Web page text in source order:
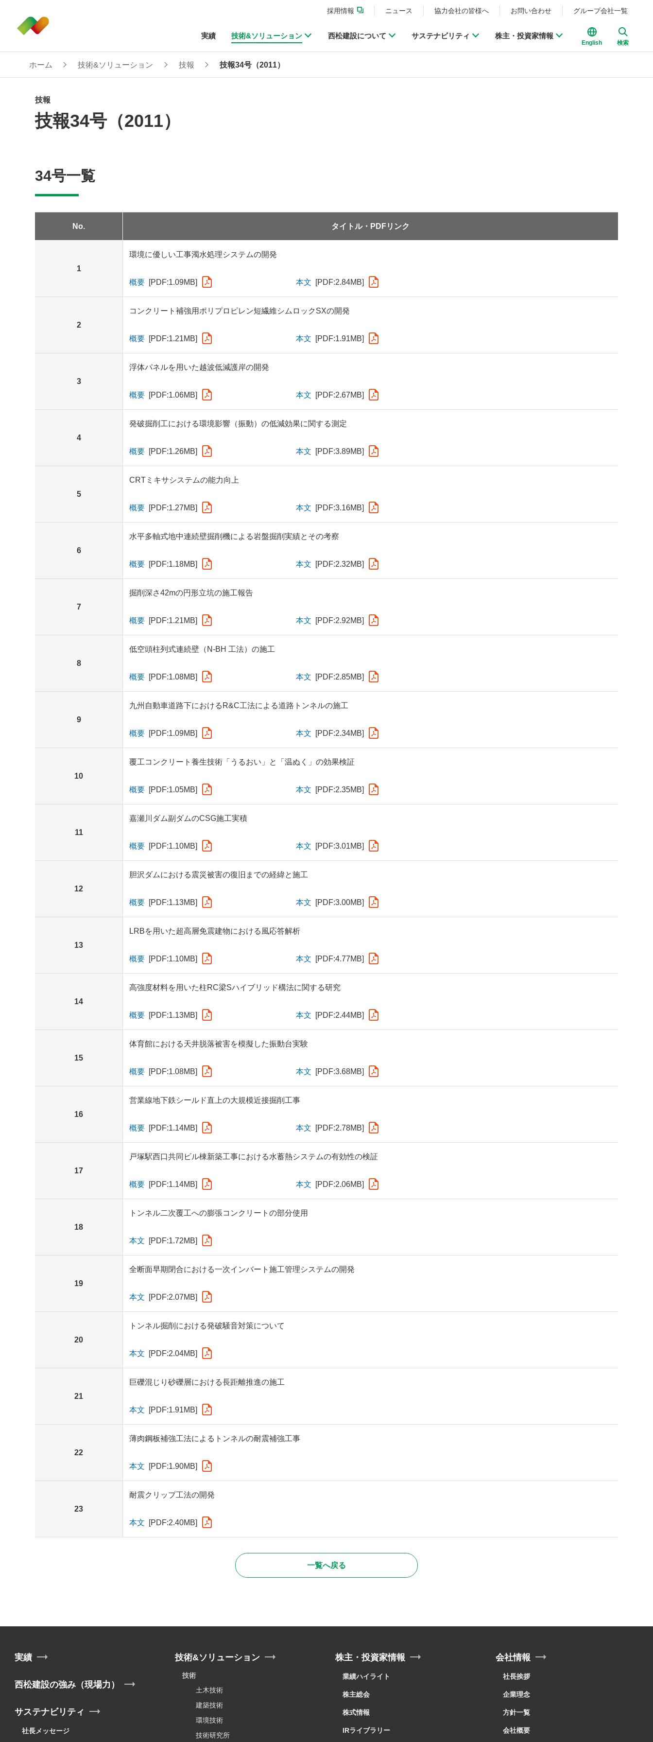
採用情報 ニュース 協力会社の皆様へ お問い合わせ グループ会社一覧
実績 技術&ソリューション 西松建設について サステナビリティ 株主・投資家情報
English 検索
ホーム 技術&ソリューション 技報 技報34号（2011）
技報
技報34号（2011）
34号一覧
No. タイトル・PDFリンク
1
環境に優しい工事濁水処理システムの開発
概要 [PDF:1.09MB] 本文 [PDF:2.84MB]
2
コンクリート補強用ポリプロピレン短繊維シムロックSXの開発
概要 [PDF:1.21MB] 本文 [PDF:1.91MB]
3
浮体パネルを用いた越波低減護岸の開発
概要 [PDF:1.06MB] 本文 [PDF:2.67MB]
4
発破掘削工における環境影響（振動）の低減効果に関する測定
概要 [PDF:1.26MB] 本文 [PDF:3.89MB]
5
CRTミキサシステムの能力向上
概要 [PDF:1.27MB] 本文 [PDF:3.16MB]
6
水平多軸式地中連続壁掘削機による岩盤掘削実績とその考察
概要 [PDF:1.18MB] 本文 [PDF:2.32MB]
7
掘削深さ42mの円形立坑の施工報告
概要 [PDF:1.21MB] 本文 [PDF:2.92MB]
8
低空頭柱列式連続壁（N-BH 工法）の施工
概要 [PDF:1.08MB] 本文 [PDF:2.85MB]
9
九州自動車道路下におけるR&C工法による道路トンネルの施工
概要 [PDF:1.09MB] 本文 [PDF:2.34MB]
10
覆工コンクリート養生技術「うるおい」と「温ぬく」の効果検証
概要 [PDF:1.05MB] 本文 [PDF:2.35MB]
11
嘉瀬川ダム副ダムのCSG施工実積
概要 [PDF:1.10MB] 本文 [PDF:3.01MB]
12
胆沢ダムにおける震災被害の復旧までの経緯と施工
概要 [PDF:1.13MB] 本文 [PDF:3.00MB]
13
LRBを用いた超高層免震建物における風応答解析
概要 [PDF:1.10MB] 本文 [PDF:4.77MB]
14
高強度材料を用いた柱RC梁Sハイブリッド構法に関する研究
概要 [PDF:1.13MB] 本文 [PDF:2.44MB]
15
体育館における天井脱落被害を模擬した振動台実験
概要 [PDF:1.08MB] 本文 [PDF:3.68MB]
16
営業線地下鉄シールド直上の大規模近接掘削工事
概要 [PDF:1.14MB] 本文 [PDF:2.78MB]
17
戸塚駅西口共同ビル棟新築工事における水蓄熱システムの有効性の検証
概要 [PDF:1.14MB] 本文 [PDF:2.06MB]
18
トンネル二次覆工への膨張コンクリートの部分使用
本文 [PDF:1.72MB]
19
全断面早期閉合における一次インバート施工管理システムの開発
本文 [PDF:2.07MB]
20
トンネル掘削における発破騒音対策について
本文 [PDF:2.04MB]
21
巨礫混じり砂礫層における長距離推進の施工
本文 [PDF:1.91MB]
22
薄肉鋼板補強工法によるトンネルの耐震補強工事
本文 [PDF:1.90MB]
23
耐震クリップ工法の開発
本文 [PDF:2.40MB]
一覧へ戻る
実績
西松建設の強み（現場力）
サステナビリティ
社長メッセージ
技術&ソリューション
技術
土木技術
建築技術
環境技術
技術研究所
株主・投資家情報
業績ハイライト
株主総会
株式情報
IRライブラリー
会社情報
社長挨拶
企業理念
方針一覧
会社概要